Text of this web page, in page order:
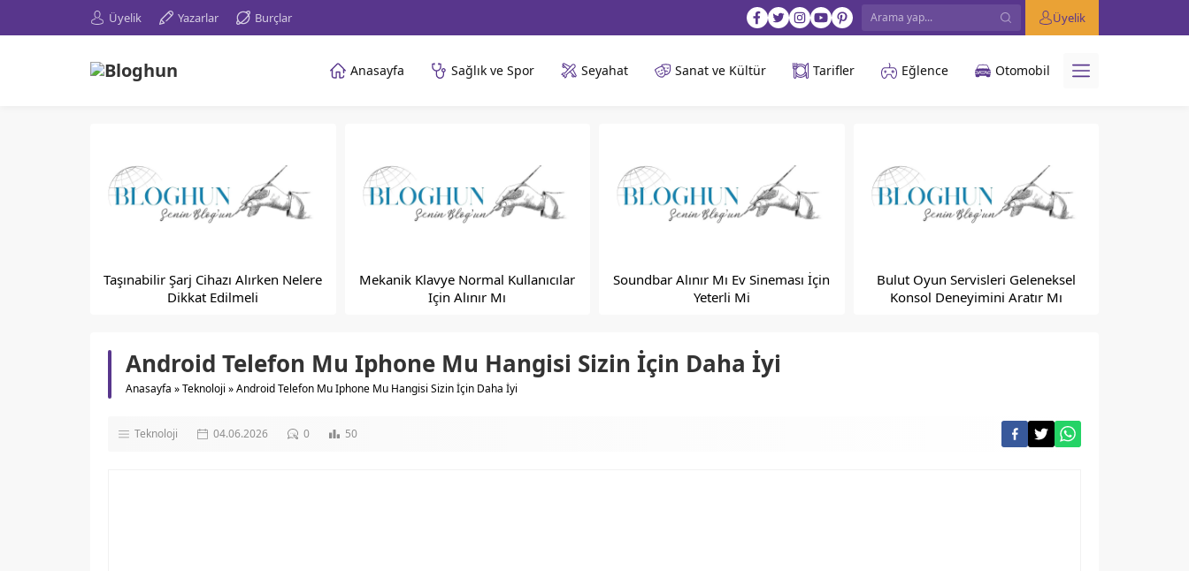
Üyelik Yazarlar Burçlar Üyelik
Anasayfa Sağlık ve Spor Seyahat Sanat ve Kültür Tarifler Eğlence Otomobil
Taşınabilir Şarj Cihazı Alırken Nelere
Dikkat Edilmeli
Mekanik Klavye Normal Kullanıcılar
Için Alınır Mı
Soundbar Alınır Mı Ev Sineması İçin
Yeterli Mi
Bulut Oyun Servisleri Geleneksel
Konsol Deneyimini Aratır Mı
Android Telefon Mu Iphone Mu Hangisi Sizin İçin Daha İyi
Anasayfa »Teknoloji »Android Telefon Mu Iphone Mu Hangisi Sizin İçin Daha İyi
Teknoloji 04.06.2026 0 50